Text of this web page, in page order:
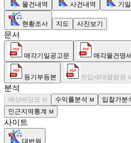
물건내역 사건내역 기
현황조사 지도 사진보기
문서
매각기일공고문 매각물건명
등기부등본 전입세대열람원
분석
예상배당표 M 수익률분석 M 입찰가분
인근지역통계 M
사이트
대법원